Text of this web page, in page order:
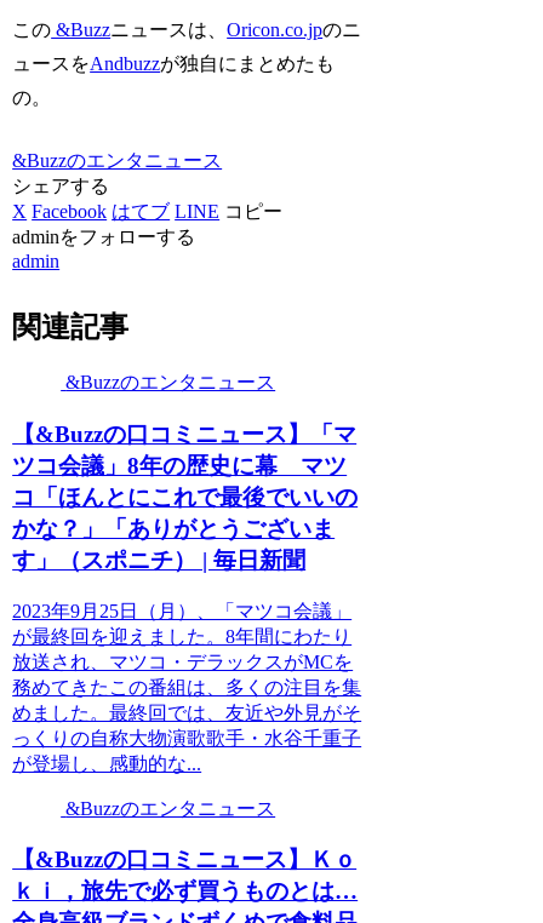
この &Buzzニュースは、Oricon.co.jpのニ
ュースをAndbuzzが独自にまとめたも
の。
&Buzzのエンタニュース
シェアする
X Facebook はてブ LINE コピー
adminをフォローする
admin
関連記事
&Buzzのエンタニュース
【&Buzzの口コミニュース】「マ
ツコ会議」8年の歴史に幕 マツ
コ「ほんとにこれで最後でいいの
かな？」「ありがとうございま
す」（スポニチ） | 毎日新聞
2023年9月25日（月）、「マツコ会議」
が最終回を迎えました。8年間にわたり
放送され、マツコ・デラックスがMCを
務めてきたこの番組は、多くの注目を集
めました。最終回では、友近や外見がそ
っくりの自称大物演歌歌手・水谷千重子
が登場し、感動的な...
&Buzzのエンタニュース
【&Buzzの口コミニュース】Ｋｏ
ｋｉ，旅先で必ず買うものとは…